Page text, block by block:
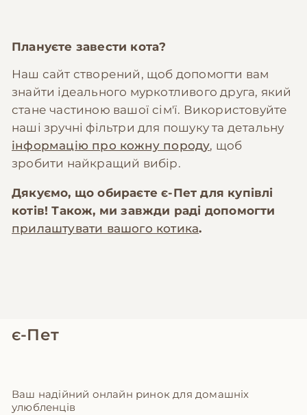
Плануєте завести кота?
Наш сайт створений, щоб допомогти вам
знайти ідеального муркотливого друга, який
стане частиною вашої сім'ї. Використовуйте
наші зручні фільтри для пошуку та детальну
інформацію про кожну породу, щоб
зробити найкращий вибір.
Дякуємо, що обираєтеє-Пет для купівлі
котів! Також, ми завжди раді допомогти
прилаштувати вашого котика.
є-Пет
Ваш надійний онлайн ринок для домашніх
улюбленців